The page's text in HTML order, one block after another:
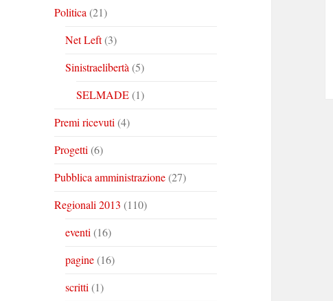
Politica (21)
Net Left(3)
Sinistraelibertà (5)
SELMADE(1)
Premi ricevuti (4)
Progetti (6)
Pubblica amministrazione(27)
Regionali 2013 (110)
eventi (16)
pagine(16)
scritti (1)